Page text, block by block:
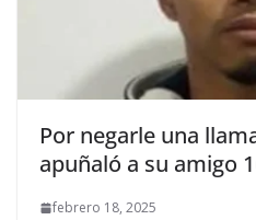
Por negarle una
apuñaló a su amigo
febrero 18, 2025